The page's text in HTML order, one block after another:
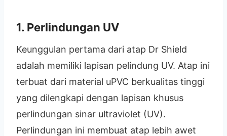
1. Perlindungan UV
Keunggulan pertama dari atap Dr Shield
adalah memiliki lapisan pelindung UV. Atap ini
terbuat dari material uPVC berkualitas tinggi
yang dilengkapi dengan lapisan khusus
perlindungan sinar ultraviolet (UV).
Perlindungan ini membuat atap lebih awet